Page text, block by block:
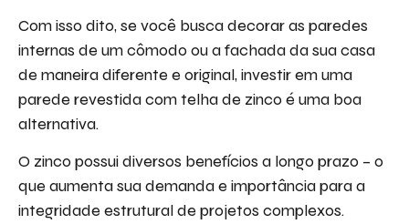
Com isso dito, se você busca decorar as paredes
internas de um cômodo ou a fachada da sua casa
de maneira diferente e original, investir em uma
parede revestida com telha de zinco é uma boa
alternativa.
O zinco possui diversos benefícios a longo prazo – o
que aumenta sua demanda e importância para a
integridade estrutural de projetos complexos.